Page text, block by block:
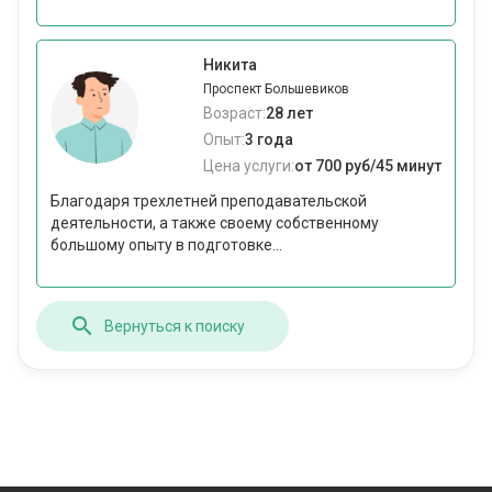
Никита
Проспект Большевиков
Возраст:28 лет
Опыт:3 года
Цена услуги:от 700 руб/45 минут
Благодаря трехлетней преподавательской
деятельности, а также своему собственному
большому опыту в подготовке...
Вернуться к поиску